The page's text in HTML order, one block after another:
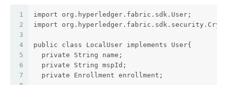
1
2
3
4
5
6
7
import org.hyperledger.fabric.sdk.User;
import
public class LocalUser implements User{
  private String name;
  private String mspId;
  private Enrollment enrollment;